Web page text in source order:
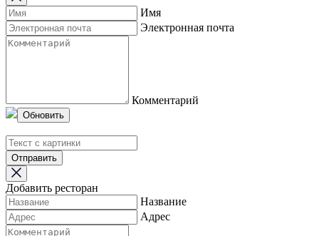
Имя
Электронная почта
Комментарий
Обновить
Отправить
Добавить ресторан
Название
Адрес